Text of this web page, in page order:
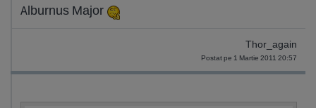
Alburnus Major
Thor_again
Postat pe 1 Martie 2011 20:57